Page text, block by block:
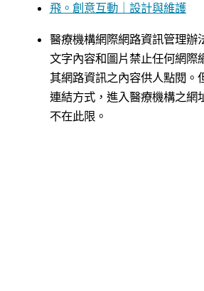
飛。創意互動｜設計與維護
醫療機構網際網路資訊管理辦
文字內容和圖片禁止任何網際
其網路資訊之內容供人點閱。
連結方式，進入醫療機構之網
不在此限。